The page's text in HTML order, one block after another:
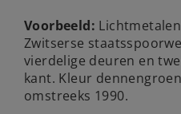
Voorbeeld:
Zwitserse
vierdelige deuren en
kant. Kleur
omstreeks 1990.